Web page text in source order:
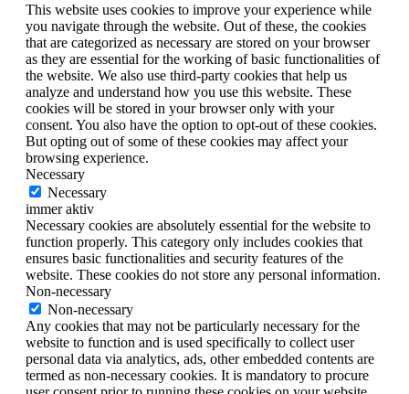
This website uses cookies to improve your experience while
you navigate through the website. Out of these, the cookies
that are categorized as necessary are stored on your browser
as they are essential for the working of basic functionalities of
the website. We also use third-party cookies that help us
analyze and understand how you use this website. These
cookies will be stored in your browser only with your
consent. You also have the option to opt-out of these cookies.
But opting out of some of these cookies may affect your
browsing experience.
Necessary
Necessary
immer aktiv
Necessary cookies are absolutely essential for the website to
function properly. This category only includes cookies that
ensures basic functionalities and security features of the
website. These cookies do not store any personal information.
Non-necessary
Non-necessary
Any cookies that may not be particularly necessary for the
website to function and is used specifically to collect user
personal data via analytics, ads, other embedded contents are
termed as non-necessary cookies. It is mandatory to procure